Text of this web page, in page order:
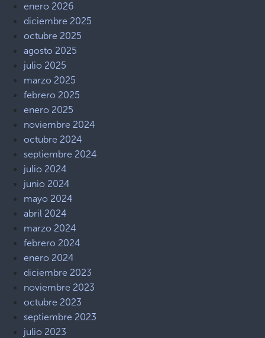
enero 2026
diciembre 2025
octubre 2025
agosto 2025
julio 2025
marzo 2025
febrero 2025
enero 2025
noviembre 2024
octubre 2024
septiembre 2024
julio 2024
junio 2024
mayo 2024
abril 2024
marzo 2024
febrero 2024
enero 2024
diciembre 2023
noviembre 2023
octubre 2023
septiembre 2023
julio 2023